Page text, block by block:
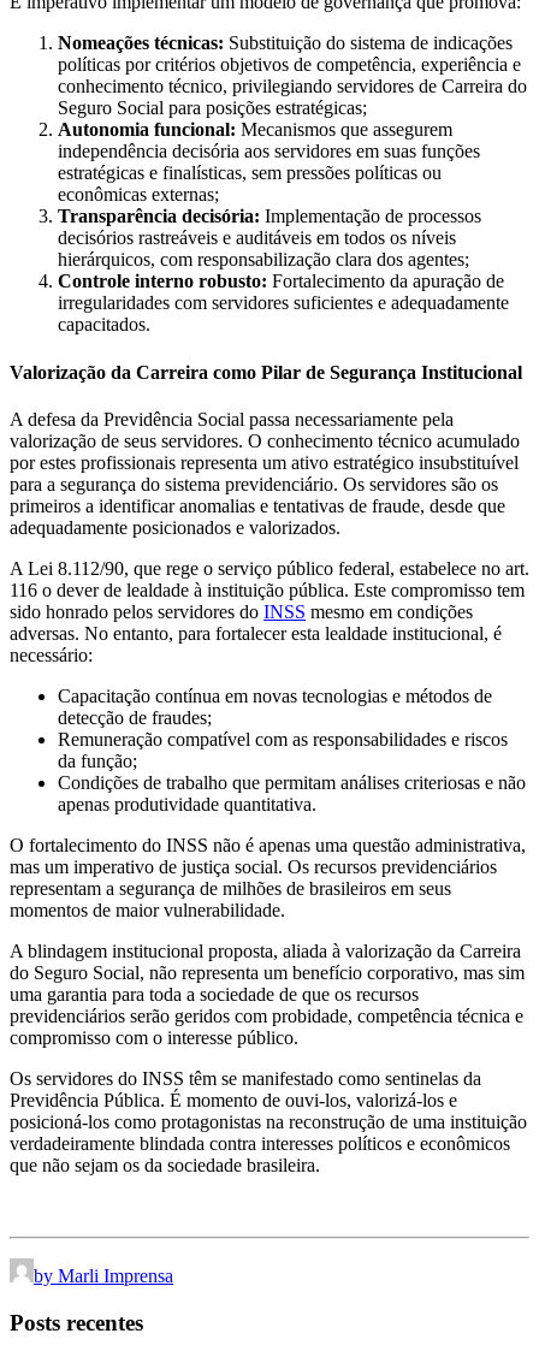
Nomeações técnicas: Substituição do sistema de indicações
políticas por critérios objetivos de competência, experiência e
conhecimento técnico, privilegiando servidores de Carreira do
Seguro Social para posições estratégicas;
Autonomia funcional: Mecanismos que assegurem
independência decisória aos servidores em suas funções
estratégicas e finalísticas, sem pressões políticas ou
econômicas externas;
Transparência decisória: Implementação de processos
decisórios rastreáveis e auditáveis em todos os níveis
hierárquicos, com responsabilização clara dos agentes;
Controle interno robusto: Fortalecimento da apuração de
irregularidades com servidores suficientes e adequadamente
capacitados.
Valorização da Carreira como Pilar de Segurança Institucional
A defesa da Previdência Social passa necessariamente pela
valorização de seus servidores. O conhecimento técnico acumulado
por estes profissionais representa um ativo estratégico insubstituível
para a segurança do sistema previdenciário. Os servidores são os
primeiros a identificar anomalias e tentativas de fraude, desde que
adequadamente posicionados e valorizados.
A Lei 8.112/90, que rege o serviço público federal, estabelece no art.
116 o dever de lealdade à instituição pública. Este compromisso tem
sido honrado pelos servidores do INSS mesmo em condições
adversas. No entanto, para fortalecer esta lealdade institucional, é
necessário:
Capacitação contínua em novas tecnologias e métodos de
detecção de fraudes;
Remuneração compatível com as responsabilidades e riscos
da função;
Condições de trabalho que permitam análises criteriosas e não
apenas produtividade quantitativa.
O fortalecimento do INSS não é apenas uma questão administrativa,
mas um imperativo de justiça social. Os recursos previdenciários
representam a segurança de milhões de brasileiros em seus
momentos de maior vulnerabilidade.
A blindagem institucional proposta, aliada à valorização da Carreira
do Seguro Social, não representa um benefício corporativo, mas sim
uma garantia para toda a sociedade de que os recursos
previdenciários serão geridos com probidade, competência técnica e
compromisso com o interesse público.
Os servidores do INSS têm se manifestado como sentinelas da
Previdência Pública. É momento de ouvi-los, valorizá-los e
posicioná-los como protagonistas na reconstrução de uma instituição
verdadeiramente blindada contra interesses políticos e econômicos
que não sejam os da sociedade brasileira.
by Marli Imprensa
Posts recentes